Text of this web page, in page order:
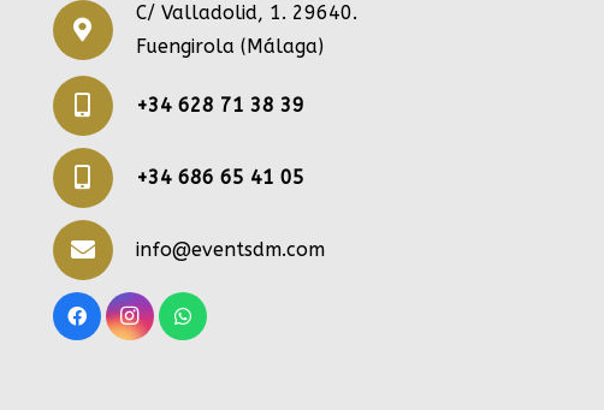
C/ Valladolid, 1. 29640.
Fuengirola (Málaga)
+34 628 71 38 39
+34 686 65 41 05
info@eventsdm.com